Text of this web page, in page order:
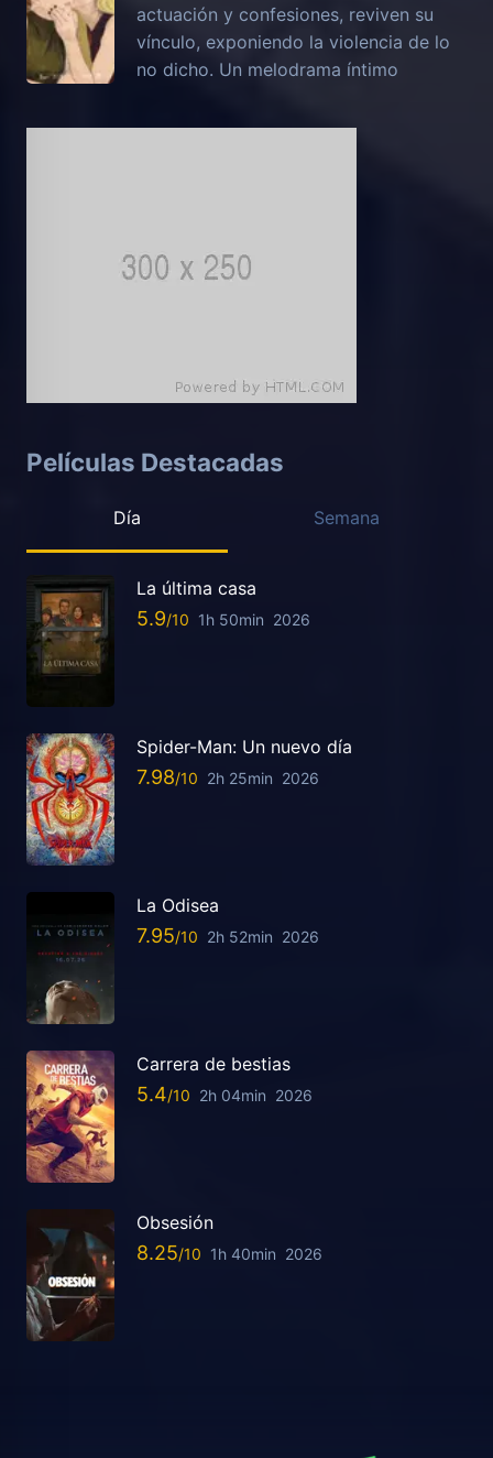
actuación y confesiones, reviven su
vínculo, exponiendo la violencia de lo
no dicho. Un melodrama íntimo
Películas Destacadas
Día Semana
La última casa
5.9 1h 50min 2026
Spider-Man: Un nuevo día
7.98 2h 25min 2026
La Odisea
7.95 2h 52min 2026
Carrera de bestias
5.4 2h 04min 2026
Obsesión
8.25 1h 40min 2026